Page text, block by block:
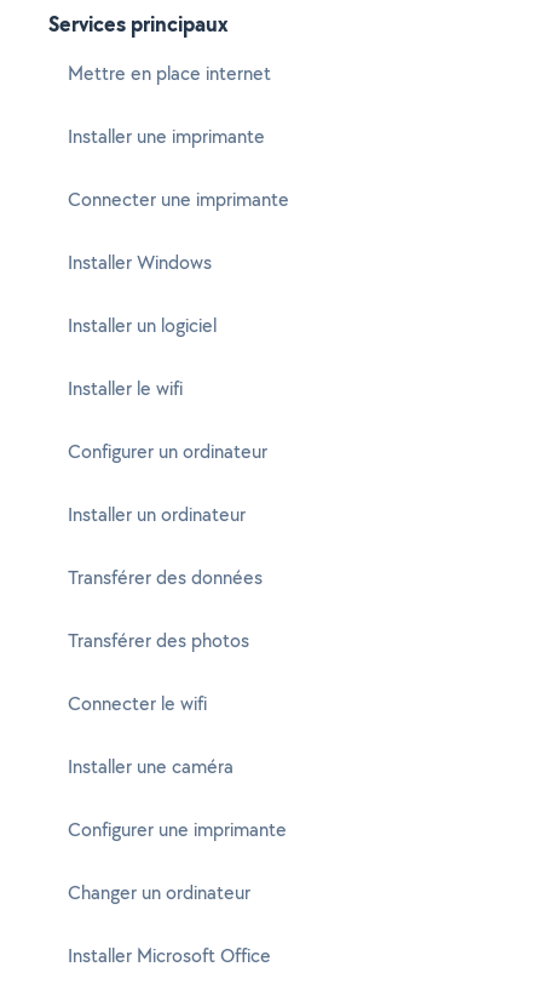
Services principaux
Mettre en place internet
Installer une imprimante
Connecter une imprimante
Installer Windows
Installer un logiciel
Installer le wifi
Configurer un ordinateur
Installer un ordinateur
Transférer des données
Transférer des photos
Connecter le wifi
Installer une caméra
Configurer une imprimante
Changer un ordinateur
Installer Microsoft Office